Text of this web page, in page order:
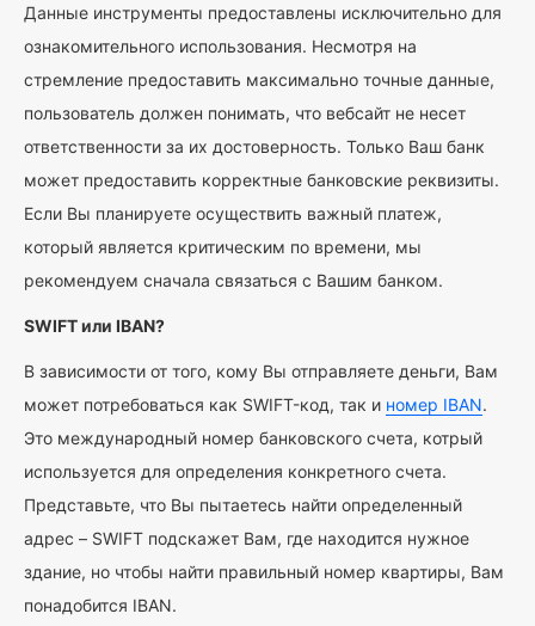
Данные инструменты предоставлены исключительно для
ознакомительного использования. Несмотря на
стремление предоставить максимально точные данные,
пользователь должен понимать, что вебсайт не несет
ответственности за их достоверность. Только Ваш банк
может предоставить корректные банковские реквизиты.
Если Вы планируете осуществить важный платеж,
который является критическим по времени, мы
рекомендуем сначала связаться с Вашим банком.
SWIFT или IBAN?
В зависимости от того, кому Вы отправляете деньги, Вам
может потребоваться как SWIFT-код, так и номер IBAN.
Это международный номер банковского счета, котрый
используется для определения конкретного счета.
Представьте, что Вы пытаетесь найти определенный
адрес – SWIFT подскажет Вам, где находится нужное
здание, но чтобы найти правильный номер квартиры, Вам
понадобится IBAN.